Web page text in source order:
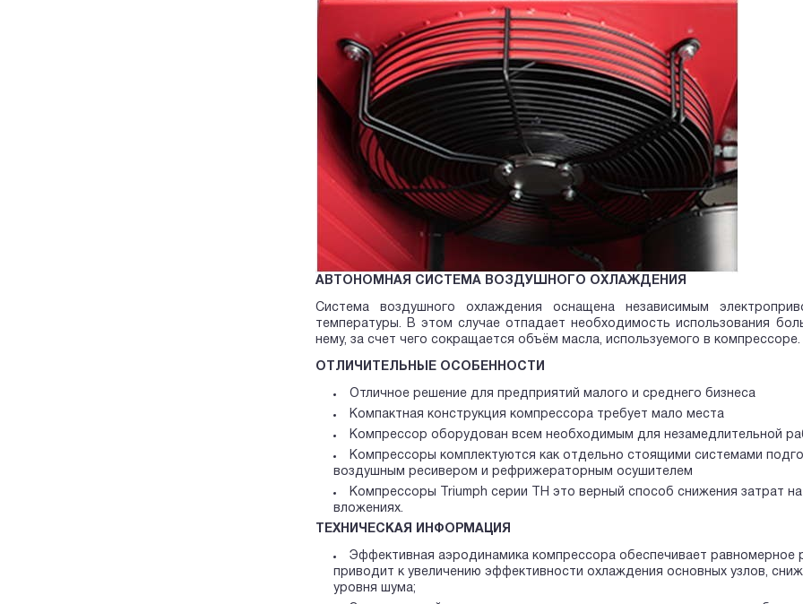
АВТОНОМНАЯ СИСТЕМА ВОЗДУШНОГО ОХЛАЖДЕНИЯ
Система воздушного охлаждения оснащена независимым
температуры. В этом случае отпадает необходимость использования
нему, за счет чего сокращается объём масла, используемого в компрессоре.
ОТЛИЧИТЕЛЬНЫЕ ОСОБЕННОСТИ
Отличное решение для предприятий малого и среднего бизнеса
Компактная конструкция компрессора требует мало места
Компрессор оборудован всем необходимым для незамедлительной
Компрессоры комплектуются как отдельно стоящими системами
воздушным ресивером и рефрижераторным осушителем
Компрессоры Triumph серии TH это верный способ снижения затрат
вложениях.
ТЕХНИЧЕСКАЯ ИНФОРМАЦИЯ
Эффективная аэродинамика компрессора обеспечивает равномерное
приводит к увеличению эффективности охлаждения основных узлов,
уровня шума;